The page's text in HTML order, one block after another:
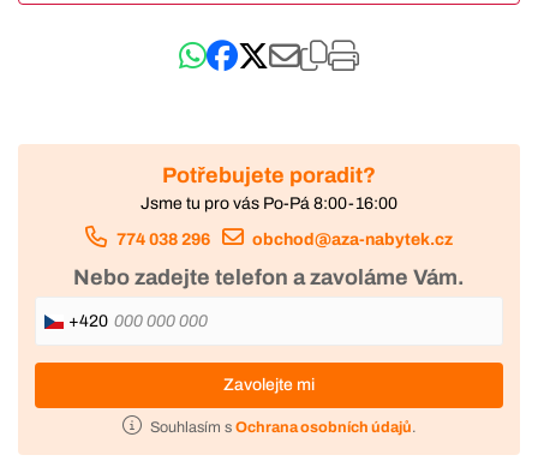
Potřebujete poradit?
Jsme tu pro vás Po-Pá 8:00-16:00
774 038 296 obchod@aza-nabytek.cz
Nebo zadejte telefon a zavoláme Vám.
+420
Zavolejte mi
Souhlasím s Ochrana osobních údajů.